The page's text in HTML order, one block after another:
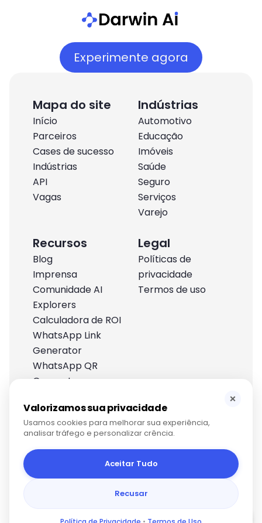
Experimente agora
Mapa do site
Início
Parceiros
Cases de sucesso
Indústrias
API
Vagas
Indústrias
Automotivo
Educação
Imóveis
Saúde
Seguro
Serviços
Varejo
Recursos
Blog
Imprensa
Comunidade AI
Explorers
Calculadora de ROI
WhatsApp Link
Generator
WhatsApp QR
Generator
Legal
Políticas de
privacidade
Termos de uso
×
Valorizamos sua privacidade
Usamos cookies para melhorar sua experiência,
analisar tráfego e personalizar crência.
Aceitar Tudo
Recusar